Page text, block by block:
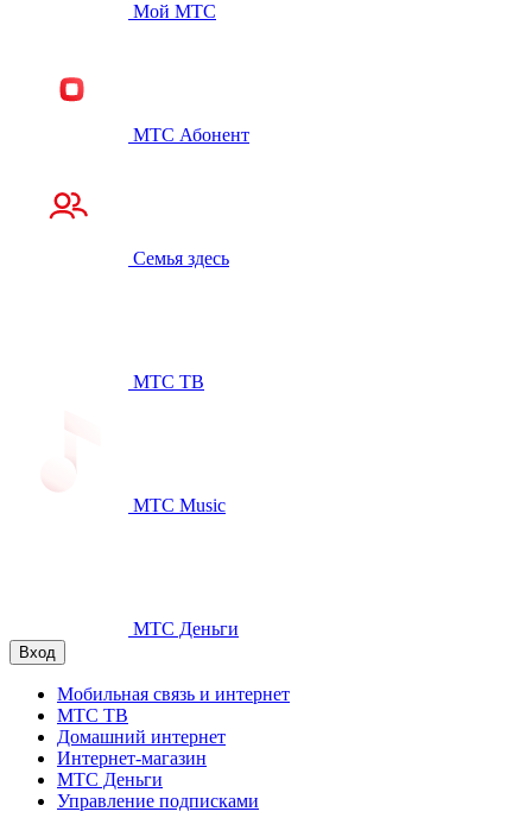
Мой МТС
МТС Абонент
Семья здесь
МТС ТВ
МТС Music
МТС Деньги
Вход
Мобильная связь и интернет
МТС ТВ
Домашний интернет
Интернет-магазин
МТС Деньги
Управление подписками